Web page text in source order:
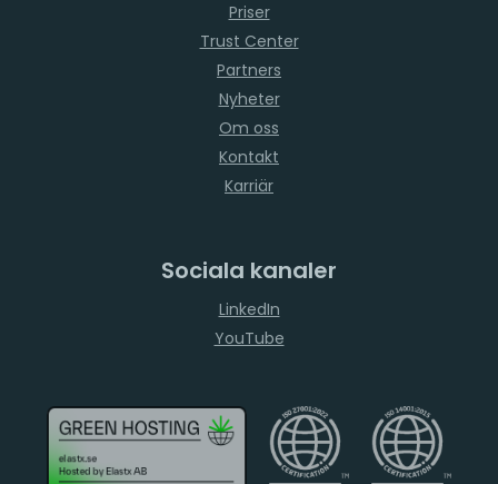
Priser
Trust Center
Partners
Nyheter
Om oss
Kontakt
Karriär
Sociala kanaler
LinkedIn
YouTube